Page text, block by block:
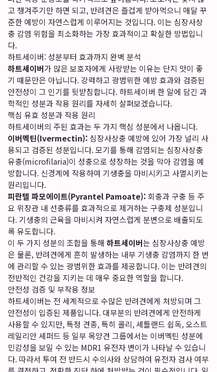
고 챙겨주기만 하면 되고, 반려견은 즐겁게 받아먹으니 매달 꾸
준한 예방이 자연스럽게 이루어지는 것입니다. 이는 심장사상
충 감염 위험을 최소화하는 가장 효과적이고 확실한 방법입니
다.
하트세이버: 성분부터 효과까지 완벽 분석
하트세이버가 많은 보호자에게 사랑받는 이유는 단지 맛이 좋
기 때문만은 아닙니다. 강력하고 광범위한 예방 효과와 검증된
안전성이 그 인기를 뒷받침합니다. 하트세이버 한 알에 담긴 과
학적인 성분과 작용 원리를 자세히 살펴보겠습니다.
핵심 유효 성분과 작용 원리
하트세이버의 주된 효과는 두 가지 핵심 성분에서 나옵니다.
이버멕틴(Ivermectin): 심장사상충 예방에 있어 가장 널리 사
용되고 검증된 성분입니다. 모기를 통해 감염되는 심장사상충
유충(microfilaria)이 성충으로 성장하는 것을 막아 감염을 예
방합니다. 신경계에 작용하여 기생충을 마비시키고 사멸시키는
원리입니다.
피란텔 파모에이트(Pyrantel Pamoate): 회충과 구충 등 주
요 위장관 내 선충류를 효과적으로 제거하는 구충제 성분입니
다. 기생충의 근육을 마비시켜 자연스럽게 분변으로 배출되도
록 유도합니다.
이 두 가지 성분의 조합을 통해 하트세이버는 심장사상충 예방
은 물론, 반려견에게 흔히 발생하는 내부 기생충 감염까지 한 번
에 관리할 수 있는 광범위한 효과를 제공합니다. 이는 반려견의
전반적인 건강을 지키는 데 매우 중요한 역할을 합니다.
안전성 검증 및 부작용 정보
하트세이버는 전 세계적으로 수많은 반려견에게 처방되며 그
안전성이 입증된 제품입니다. 대부분의 반려견에게 안전하게
사용할 수 있지만, 특정 견종, 특히 콜리, 셰틀랜드 쉽독, 오스트
레일리안 셰퍼드 등 일부 목양견 그룹에서는 이버멕틴 성분에
민감성을 보일 수 있는 MDR1 유전자 변이가 나타날 수 있습니
다. 따라서 투여 전 반드시 수의사와 상담하여 유전자 검사 여부